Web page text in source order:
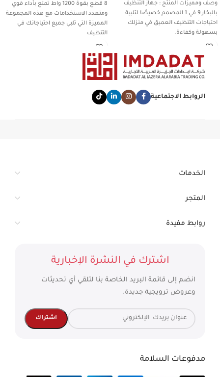
‏وصف ومميزات المنتج : جهاز التنظيف
بالبخار 9 في 1 المصمم خصيصًا لتلبية
احتياجات التنظيف العميق في منزلك
بسهولة وكفاءة.
8 قطع بقوة 1200 واط تمتع بأداء قوي
ومتعدد الاستخدامات مع هذه المجموعة
المميزة التي تلبي جميع احتياجاتك في
التنظيف
الروابط الاجتماعية
الخدمات
المتجر
روابط مفيدة
اشترك في النشرة الإخبارية
انضم إلى قائمة البريد الخاصة بنا لتلقي أي تحديثات
وعروض ترويجية جديدة.
مدفوعات السلامة